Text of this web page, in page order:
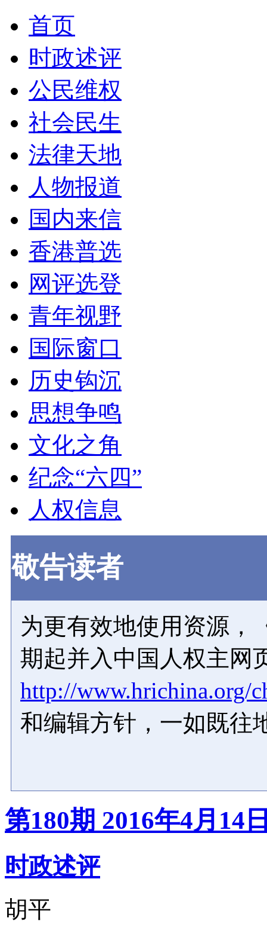
首页
时政述评
公民维权
社会民生
法律天地
人物报道
国内来信
香港普选
网评选登
青年视野
国际窗口
历史钩沉
思想争鸣
文化之角
纪念“六四”
人权信息
敬告读者
为更有效地使用资源，
期起并入中国人权主网
http://www.hrichina.org/
和编辑方针，一如既往
第180期 2016年4月14
时政述评
胡平